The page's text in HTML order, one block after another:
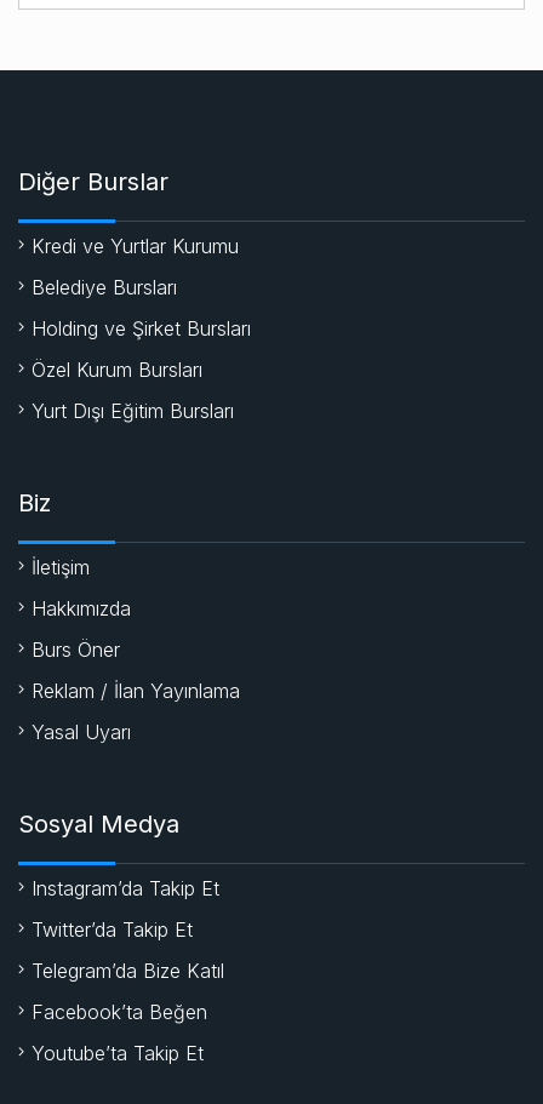
Diğer Burslar
Kredi ve Yurtlar Kurumu
Belediye Bursları
Holding ve Şirket Bursları
Özel Kurum Bursları
Yurt Dışı Eğitim Bursları
Biz
İletişim
Hakkımızda
Burs Öner
Reklam / İlan Yayınlama
Yasal Uyarı
Sosyal Medya
Instagram’da Takip Et
Twitter’da Takip Et
Telegram’da Bize Katıl
Facebook’ta Beğen
Youtube’ta Takip Et